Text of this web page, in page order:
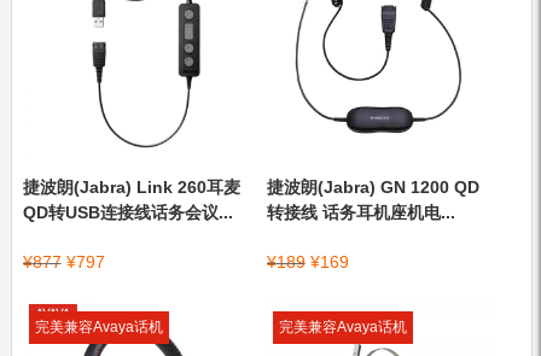
捷波朗(Jabra) Link 260耳麦
QD转USB连接线话务会议...
¥877 ¥797
捷波朗(Jabra) GN 1200 QD
转接线 话务耳机座机电...
¥189 ¥169
完美兼容Avaya话机 完美兼容Avaya话机